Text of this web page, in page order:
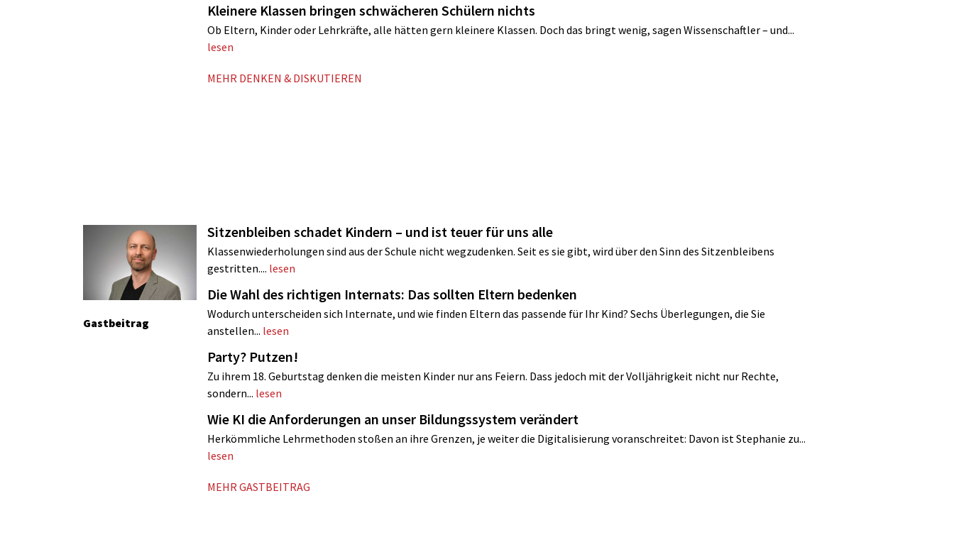
Kleinere Klassen bringen schwächeren Schülern nichts
Ob Eltern, Kinder oder Lehrkräfte, alle hätten gern kleinere Klassen. Doch das bringt wenig, sagen Wissenschaftler – und...
lesen
MEHR DENKEN & DISKUTIEREN
Gastbeitrag
Sitzenbleiben schadet Kindern – und ist teuer für uns alle
Klassenwiederholungen sind aus der Schule nicht wegzudenken. Seit es sie gibt, wird über den Sinn des Sitzenbleibens
gestritten.... lesen
Die Wahl des richtigen Internats: Das sollten Eltern bedenken
Wodurch unterscheiden sich Internate, und wie finden Eltern das passende für Ihr Kind? Sechs Überlegungen, die Sie
anstellen... lesen
Party? Putzen!
Zu ihrem 18. Geburtstag denken die meisten Kinder nur ans Feiern. Dass jedoch mit der Volljährigkeit nicht nur Rechte,
sondern... lesen
Wie KI die Anforderungen an unser Bildungssystem verändert
Herkömmliche Lehrmethoden stoßen an ihre Grenzen, je weiter die Digitalisierung voranschreitet: Davon ist Stephanie zu...
lesen
MEHR GASTBEITRAG